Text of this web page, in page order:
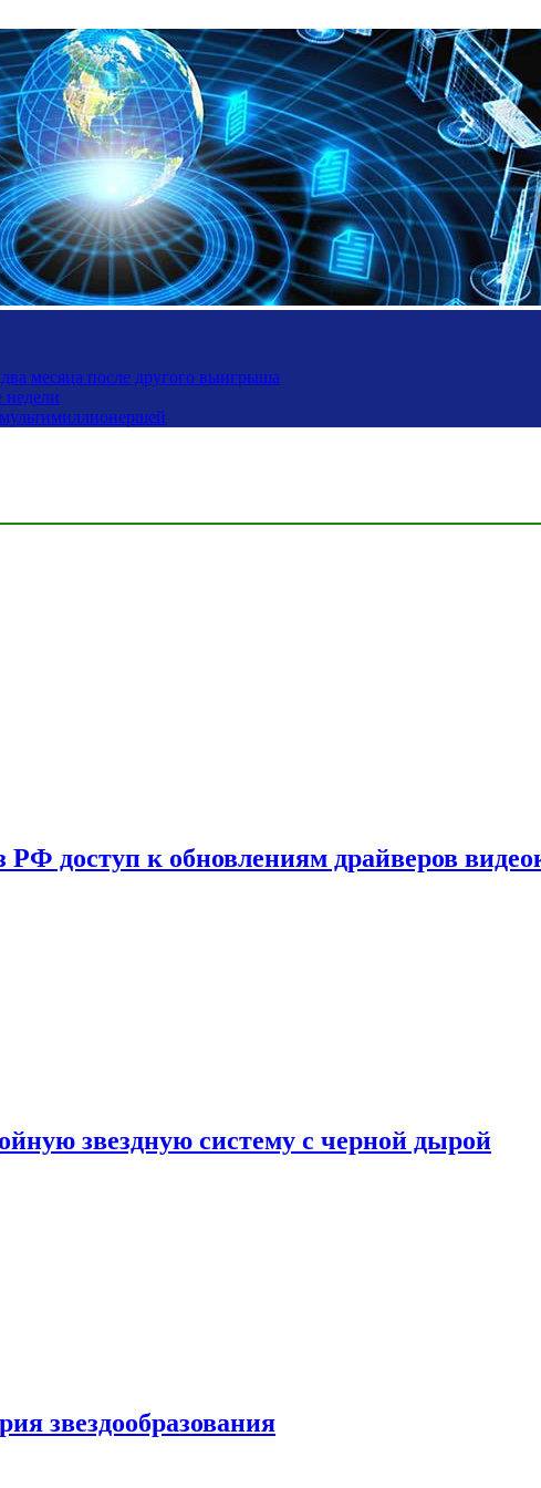
месяца после другого выигрыша
недели
доступ к обновлениям драйверов
звездную систему с черной дырой
звездообразования